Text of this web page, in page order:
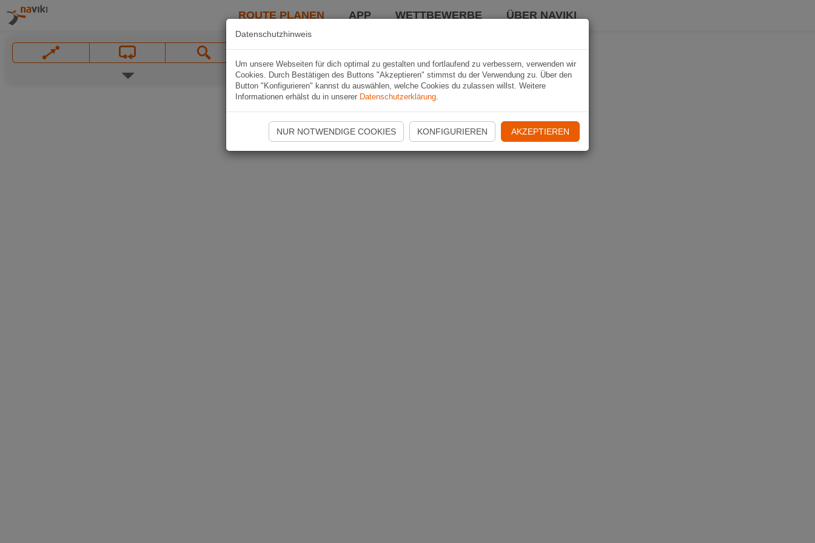
ROUTE PLANEN APP WETTBEWERBE ÜBER NAVIKI
Datenschutzhinweis
Um unsere Webseiten für dich optimal zu gestalten und fortlaufend zu verbessern, verwenden wir
Cookies. Durch Bestätigen des Buttons "Akzeptieren" stimmst du der Verwendung zu. Über den
Button "Konfigurieren" kannst du auswählen, welche Cookies du zulassen willst. Weitere
Informationen erhälst du in unserer Datenschutzerklärung.
NUR NOTWENDIGE COOKIES KONFIGURIEREN AKZEPTIEREN